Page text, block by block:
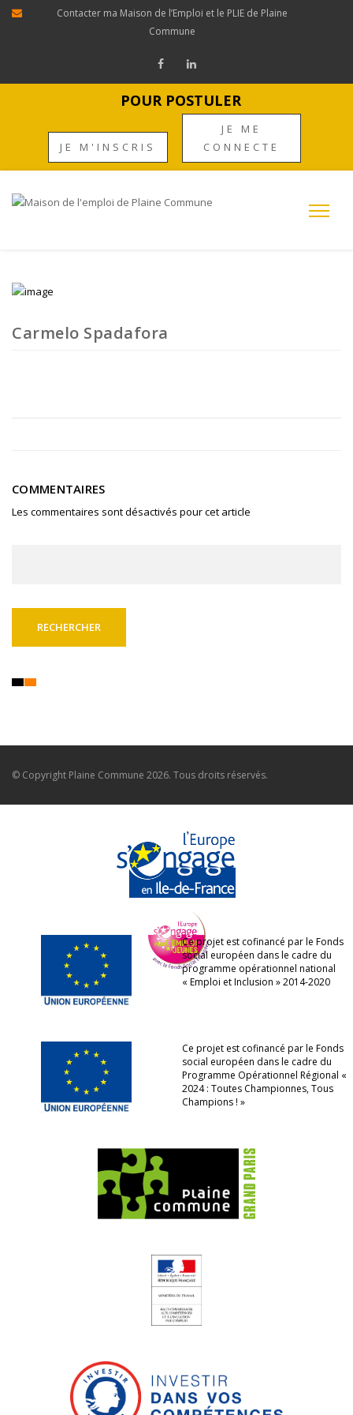
Contacter ma Maison de l’Emploi et le PLIE de Plaine
Commune
POUR POSTULER
JE M'INSCRIS
JE ME
CONNECTE
Carmelo Spadafora
COMMENTAIRES
Les commentaires sont désactivés pour cet article
© Copyright Plaine Commune 2026. Tous droits réservés.
Ce projet est cofinancé par le Fonds
social européen dans le cadre du
programme opérationnel national
« Emploi et Inclusion » 2014-2020
Ce projet est cofinancé par le Fonds
social européen dans le cadre du
Programme Opérationnel Régional «
2024 : Toutes Championnes, Tous
Champions ! »